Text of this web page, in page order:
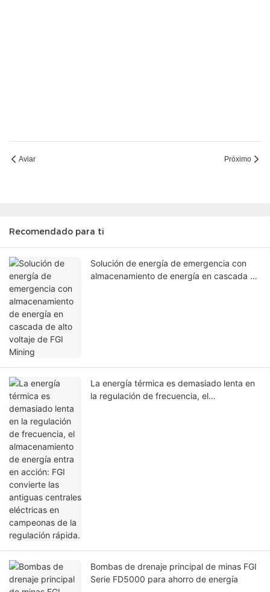
Aviar Próximo
Recomendado para ti
Solución de energía de emergencia con
almacenamiento de energía en cascada de
La energía térmica es demasiado lenta en
la regulación de frecuencia, el
Bombas de drenaje principal de minas FGI
Serie FD5000 para ahorro de energía